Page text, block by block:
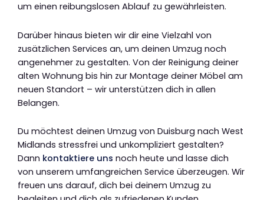
um einen reibungslosen Ablauf zu gewährleisten.
Darüber hinaus bieten wir dir eine Vielzahl von
zusätzlichen Services an, um deinen Umzug noch
angenehmer zu gestalten. Von der Reinigung deiner
alten Wohnung bis hin zur Montage deiner Möbel am
neuen Standort – wir unterstützen dich in allen
Belangen.
Du möchtest deinen Umzug von Duisburg nach West
Midlands stressfrei und unkompliziert gestalten?
Dann kontaktiere uns noch heute und lasse dich
von unserem umfangreichen Service überzeugen. Wir
freuen uns darauf, dich bei deinem Umzug zu